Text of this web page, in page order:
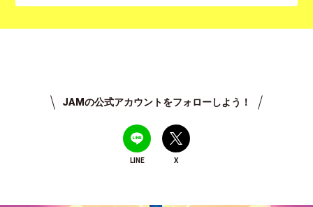
JAMの公式アカウントをフォローしよう！
LINE X